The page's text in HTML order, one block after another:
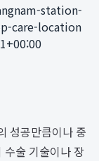
station-
care-location
성공만큼이나 중
술 기술이나 장